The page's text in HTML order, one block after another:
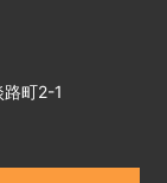
町2-1